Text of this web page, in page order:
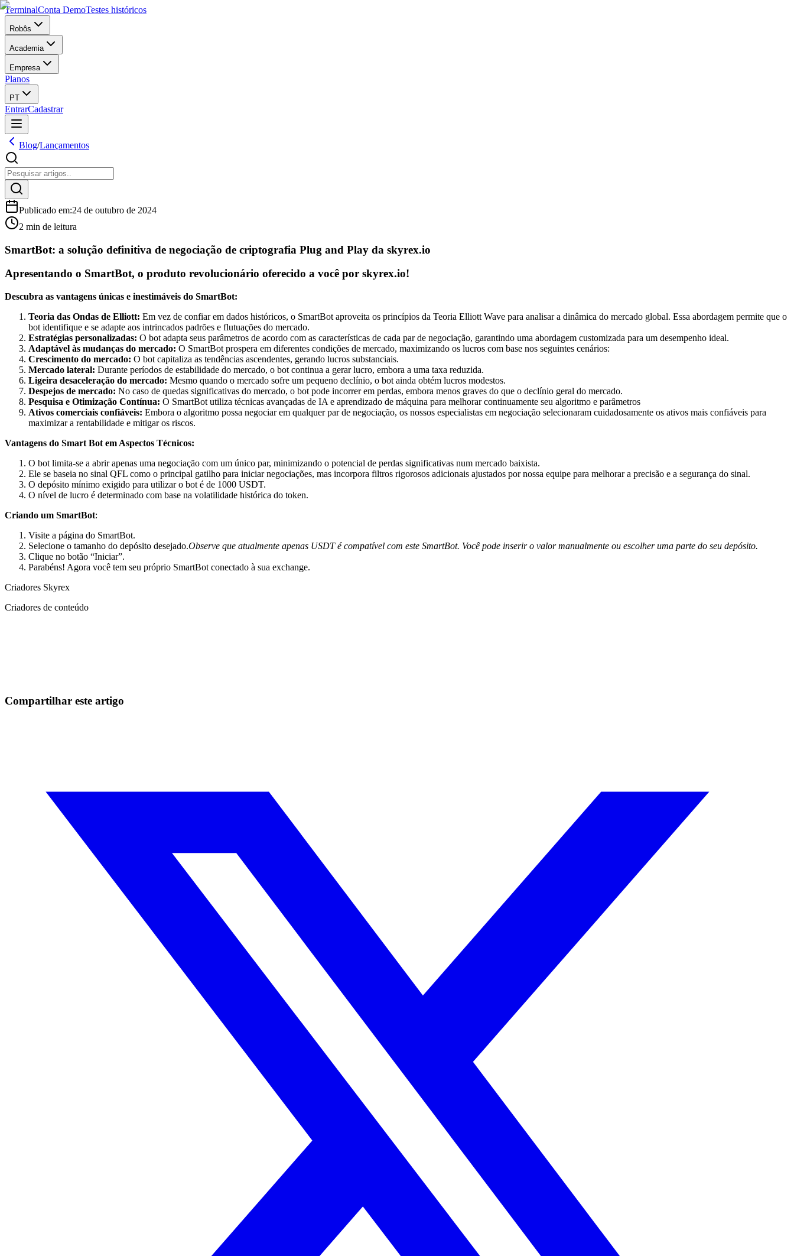
TerminalConta DemoTestes históricos
Robôs
Academia
Empresa
Planos
PT
EntrarCadastrar
Blog/Lançamentos
Publicado em:24 de outubro de 2024
2 min de leitura
SmartBot: a solução definitiva de negociação de criptografia Plug and Play da skyrex.io
Apresentando o SmartBot, o produto revolucionário oferecido a você por skyrex.io!
Descubra as vantagens únicas e inestimáveis ​​do SmartBot:
Teoria das Ondas de Elliott: Em vez de confiar em dados históricos, o SmartBot aproveita os princípios da Teoria Elliott Wave para analisar a dinâmica do mercado global. Essa abordagem permite que o
bot identifique e se adapte aos intrincados padrões e flutuações do mercado.
Estratégias personalizadas: O bot adapta seus parâmetros de acordo com as características de cada par de negociação, garantindo uma abordagem customizada para um desempenho ideal.
Adaptável às mudanças do mercado: O SmartBot prospera em diferentes condições de mercado, maximizando os lucros com base nos seguintes cenários:
Crescimento do mercado: O bot capitaliza as tendências ascendentes, gerando lucros substanciais.
Mercado lateral: Durante períodos de estabilidade do mercado, o bot continua a gerar lucro, embora a uma taxa reduzida.
Ligeira desaceleração do mercado: Mesmo quando o mercado sofre um pequeno declínio, o bot ainda obtém lucros modestos.
Despejos de mercado: No caso de quedas significativas do mercado, o bot pode incorrer em perdas, embora menos graves do que o declínio geral do mercado.
Pesquisa e Otimização Contínua: O SmartBot utiliza técnicas avançadas de IA e aprendizado de máquina para melhorar continuamente seu algoritmo e parâmetros
Ativos comerciais confiáveis: Embora o algoritmo possa negociar em qualquer par de negociação, os nossos especialistas em negociação selecionaram cuidadosamente os ativos mais confiáveis ​​para
maximizar a rentabilidade e mitigar os riscos.
Vantagens do Smart Bot em Aspectos Técnicos:
O bot limita-se a abrir apenas uma negociação com um único par, minimizando o potencial de perdas significativas num mercado baixista.
Ele se baseia no sinal QFL como o principal gatilho para iniciar negociações, mas incorpora filtros rigorosos adicionais ajustados por nossa equipe para melhorar a precisão e a segurança do sinal.
O depósito mínimo exigido para utilizar o bot é de 1000 USDT.
O nível de lucro é determinado com base na volatilidade histórica do token.
Criando um SmartBot:
Visite a página do SmartBot.
Selecione o tamanho do depósito desejado.Observe que atualmente apenas USDT é compatível com este SmartBot. Você pode inserir o valor manualmente ou escolher uma parte do seu depósito.
Clique no botão “Iniciar”.
Parabéns! Agora você tem seu próprio SmartBot conectado à sua exchange.
Criadores Skyrex
Criadores de conteúdo
Compartilhar este artigo